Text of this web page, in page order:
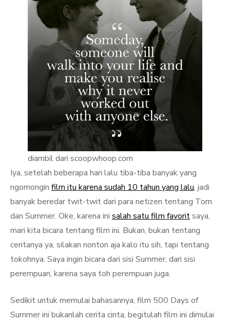
diambil dari scoopwhoop.com
Iya, setelah beberapa hari lalu tiba-tiba banyak yang
ngomongin film itu karena sudah 10 tahun yang lalu, jadi
banyak beredar twit-twit dari para netizen tentang Tom
dan Summer. Oke, karena ini salah satu film favoritsaya,
mari kita bicara tentang film ini. Bukan, bukan tentang
ceritanya ya, silakan nonton aja kalo itu sih, tapi tentang
tokohnya. Saya ingin bicara dari sisi Summer, dari sisi
perempuan, karena saya toh perempuan juga.
Sedikit untuk memulai bahasannya, film 500 Days of
Summer ini bukanlah cerita cinta, begitulah film ini dimulai